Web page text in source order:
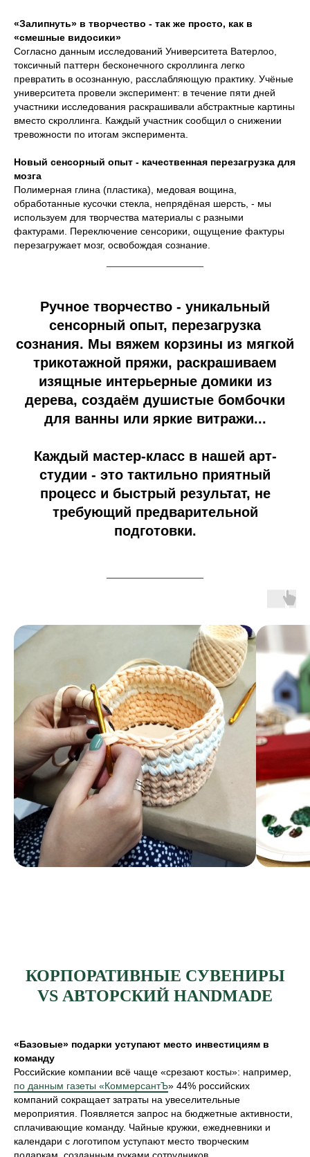
«Залипнуть» в творчество - так же просто, как в
«смешные видосики»
Согласно данным исследований Университета Ватерлоо,
токсичный паттерн бесконечного скроллинга легко
превратить в осознанную, расслабляющую практику. Учёные
университета провели эксперимент: в течение пяти дней
участники исследования раскрашивали абстрактные картины
вместо скроллинга. Каждый участник сообщил о снижении
тревожности по итогам эксперимента.
Новый сенсорный опыт - качественная перезагрузка для
мозга
Полимерная глина (пластика), медовая вощина,
обработанные кусочки стекла, непрядёная шерсть, - мы
используем для творчества материалы с разными
фактурами. Переключение сенсорики, ощущение фактуры
перезагружает мозг, освобождая сознание.
Ручное творчество - уникальный
сенсорный опыт, перезагрузка
сознания. Мы вяжем корзины из мягкой
трикотажной пряжи, раскрашиваем
изящные интерьерные домики из
дерева, создаём душистые бомбочки
для ванны или яркие витражи...
Каждый мастер-класс в нашей арт-
студии - это тактильно приятный
процесс и быстрый результат, не
требующий предварительной
подготовки.
КОРПОРАТИВНЫЕ СУВЕНИРЫ
VS АВТОРСКИЙ HANDMADE
«Базовые» подарки уступают место инвестициям в
команду
Российские компании всё чаще «срезают косты»: например,
по данным газеты «КоммерсантЪ» 44% российских
компаний сокращает затраты на увеселительные
мероприятия. Появляется запрос на бюджетные активности,
сплачивающие команду. Чайные кружки, ежедневники и
календари с логотипом уступают место творческим